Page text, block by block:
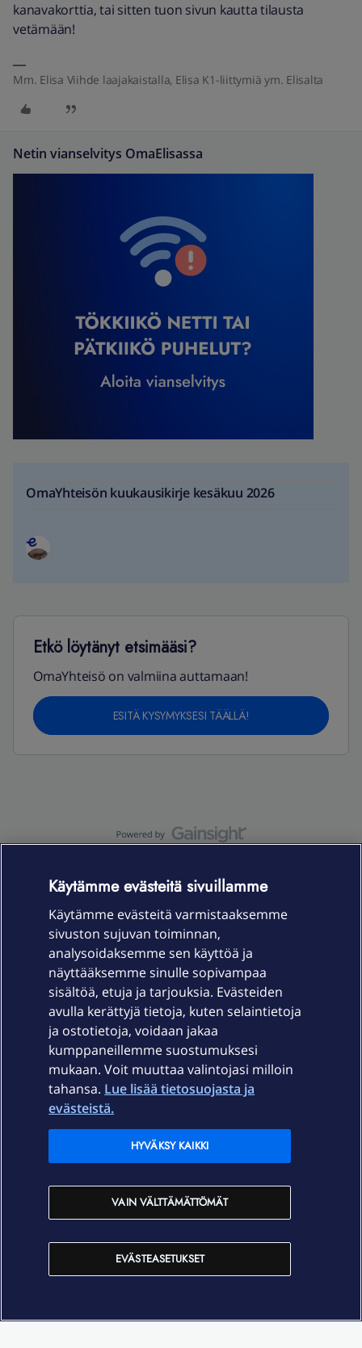
kanavakorttia, tai sitten tuon sivun kautta tilausta
vetämään!
Mm. Elisa Viihde laajakaistalla, Elisa K1-liittymiä ym. Elisalta
Netin vianselvitys OmaElisassa
OmaYhteisön kuukausikirje kesäkuu 2026
Etkö löytänyt etsimääsi?
OmaYhteisö on valmiina auttamaan!
ESITÄ KYSYMYKSESI TÄÄLLÄ!
Laitteet & liittymät
Palvelut
Ajankohtaista
Elisa Oyj
In English
Käytämme evästeitä sivuillamme
Käytämme evästeitä varmistaaksemme
sivuston sujuvan toiminnan,
analysoidaksemme sen käyttöä ja
näyttääksemme sinulle sopivampaa
sisältöä, etuja ja tarjouksia. Evästeiden
avulla kerättyjä tietoja, kuten selaintietoja
ja ostotietoja, voidaan jakaa
kumppaneillemme suostumuksesi
mukaan. Voit muuttaa valintojasi milloin
tahansa. Lue lisää tietosuojasta ja
evästeistä.
EVÄSTEASETUKSET
VAIN VÄLTTÄMÄTTÖMÄT
HYVÄKSY KAIKKI